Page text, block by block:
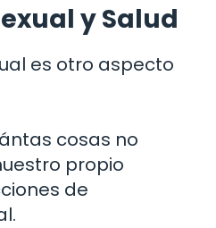
y Salud
es otro aspecto
cosas no
propio
de